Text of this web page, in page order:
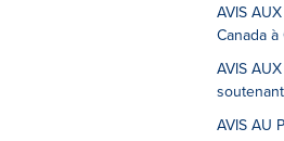
AVIS
Canada à
AVIS
AVIS AU